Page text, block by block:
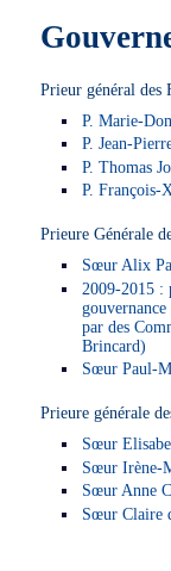
Prieur général des
P. Marie-
P. Jean-
P. Thomas
P. François-
Prieure Générale
Sœur Alix
2009-2015 :
par des
Brincard)
Sœur Paul-
Prieure générale
Sœur
Sœur Irène-
Sœur Anne
Sœur Claire